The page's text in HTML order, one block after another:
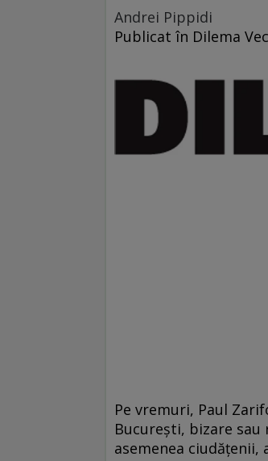
Andrei Pippidi
Publicat în Dilema
Pe vremuri, Paul
Bucureşti, bizare
asemenea ciudăţenii,